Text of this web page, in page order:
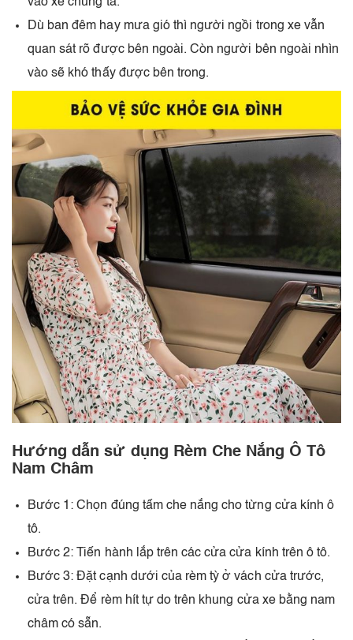
vào xe chúng ta.
Dù ban đêm hay mưa gió thì người ngồi trong xe vẫn
quan sát rõ được bên ngoài. Còn người bên ngoài nhìn
vào sẽ khó thấy được bên trong.
Hướng dẫn sử dụng Rèm Che Nắng Ô Tô
Nam Châm
Bước 1: Chọn đúng tấm che nắng cho từng cửa kính ô
tô.
Bước 2: Tiến hành lắp trên các cửa cửa kính trên ô tô.
Bước 3: Đặt cạnh dưới của rèm tỳ ở vách cửa trước,
cửa trên. Để rèm hít tự do trên khung cửa xe bằng nam
châm có sẵn.